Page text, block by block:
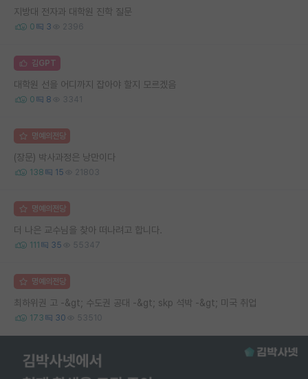
지방대 전자과 대학원 진학 질문
0 3 2396
김GPT
대학원 선을 어디까지 잡아야 할지 모르겠음
0 8 3341
명예의전당
(장문) 박사과정은 낭만이다
138 15 21803
명예의전당
더 나은 교수님을 찾아 떠나려고 합니다.
111 35 55347
명예의전당
최하위권 고 -&gt; 수도권 공대 -&gt; skp 석박 -&gt; 미국 취업
173 30 53510